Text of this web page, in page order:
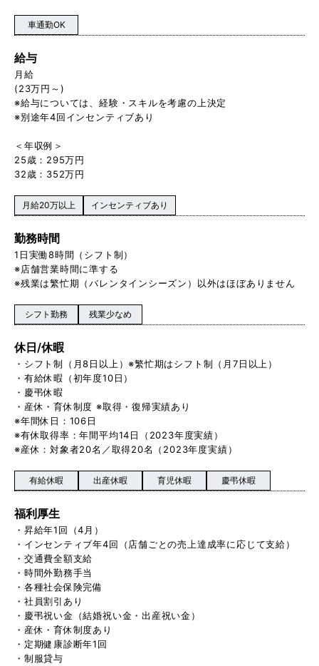
車通勤OK
給与
月給
(23万円～)
※給与については、経験・スキルを考慮の上決定
※別途年4回インセンティブあり
＜年収例＞
25歳：295万円
32歳：352万円
月給20万以上 インセンティブあり
勤務時間
1日実働8時間（シフト制）
※店舗営業時間に準する
※残業は繁忙期（バレンタインシーズン）以外はほぼありません
シフト勤務 残業少なめ
休日/休暇
・シフト制（月8日以上）※繁忙期はシフト制（月7日以上）
・有給休暇（初年度10日）
・慶弔休暇
・産休・育休制度 ※取得・復帰実績あり
※年間休日：106日
※有休取得率：年間平均14日（2023年度実績）
※産休：対象者20名／取得20名（2023年度実績）
有給休暇 出産休暇 育児休暇 慶弔休暇
福利厚生
・昇給年1回（4月）
・インセンティブ年4回（店舗ごとの売上達成率に応じて支給）
・交通費全額支給
・時間外勤務手当
・各種社会保険完備
・社員割引あり
・慶弔祝い金（結婚祝い金・出産祝い金）
・産休・育休制度あり
・定期健康診断年1回
・制服貸与